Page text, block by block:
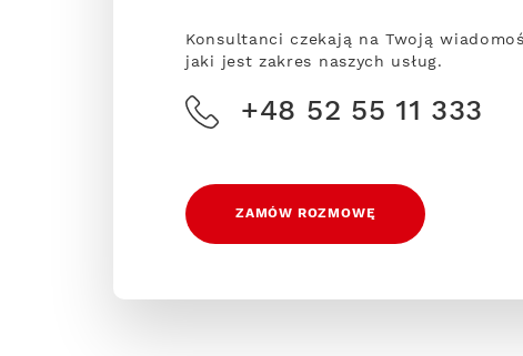
Konsultanci czekają na Twoją
jaki jest zakres naszych usług.
+48 52 55 11 333
ZAMÓW ROZMOWĘ